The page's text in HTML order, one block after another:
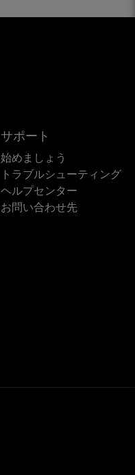
サポート
始めましょう
トラブルシューティング
ヘルプセンター
お問い合わせ先